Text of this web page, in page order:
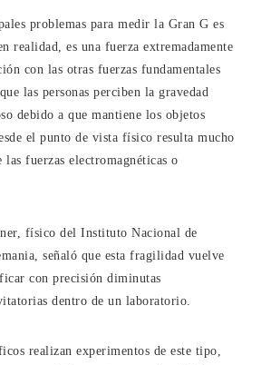
problemas para medir la Gran G es
realidad, es una fuerza extremadamente
con las otras fuerzas fundamentales
las personas perciben la gravedad
debido a que mantiene los objetos
el punto de vista físico resulta mucho
las fuerzas electromagnéticas o
físico del Instituto Nacional de
señaló que esta fragilidad vuelve
con precisión diminutas
dentro de un laboratorio.
realizan experimentos de este tipo,